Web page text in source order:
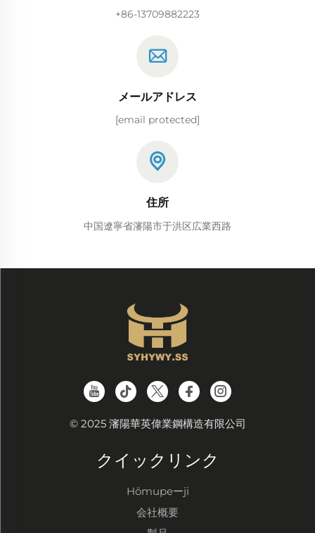
+86-13709882223
メールアドレス
[email protected]
住所
中国遼寧省瀋陽市于洪区広業西路
© 2025 瀋陽華英偉業鋼構造有限公司
クイックリンク
Hōmupeーji
会社概要